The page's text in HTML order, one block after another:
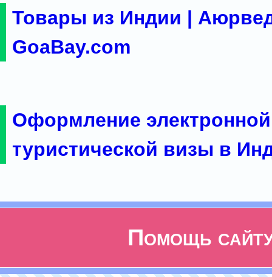
Товары из Индии |
GoaBay.com
Оформление электронной
туристической визы в
Помощь